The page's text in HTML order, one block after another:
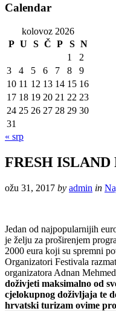
Calendar
kolovoz 2026
P U S Č P S N
1
2
3
4 5 6 7 8
9
10 11 12 13 14 15 16
17 18 19 20 21 22 23
24 25 26 27 28 29 30
31
« srp
FRESH
ožu 31, 2017 by admin in
Jedan od najpopularnijih
je želju za proširenjem
2000 eura koji su spremni
Organizatori Festivala
organizatora Adnan
doživjeti maksimalno od
cjelokupnog doživljaja te
hrvatski turizam ovime